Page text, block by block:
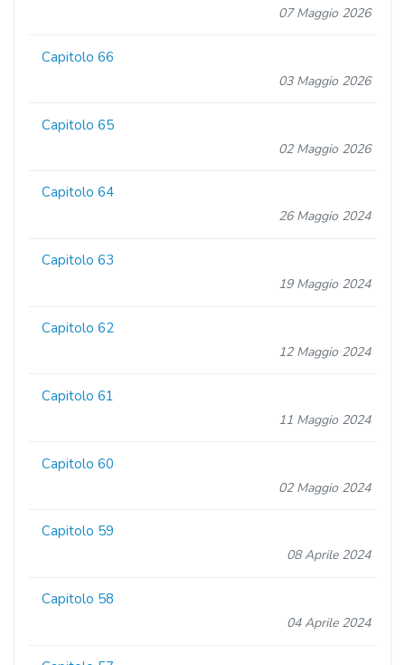
07 Maggio 2026
Capitolo 66
03 Maggio 2026
Capitolo 65
02 Maggio 2026
Capitolo 64
26 Maggio 2024
Capitolo 63
19 Maggio 2024
Capitolo 62
12 Maggio 2024
Capitolo 61
11 Maggio 2024
Capitolo 60
02 Maggio 2024
Capitolo 59
08 Aprile 2024
Capitolo 58
04 Aprile 2024